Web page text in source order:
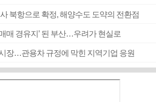
북항으로 확정, 해양수도 도약의 전환점
매 경유지’ 된 부산…우려가 현실로
장…관용차 규정에 막힌 지역기업 응원